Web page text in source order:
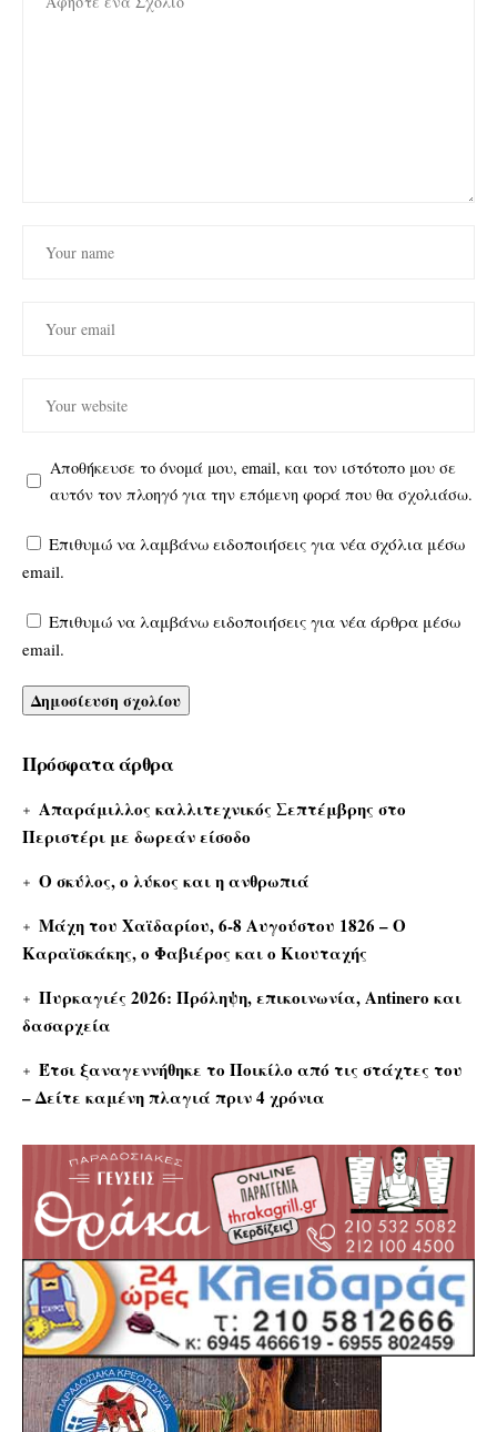
Αποθήκευσε το όνομά μου, email, και τον ιστότοπο μου σε
αυτόν τον πλοηγό για την επόμενη φορά που θα σχολιάσω.
Επιθυμώ να λαμβάνω ειδοποιήσεις για νέα σχόλια μέσω
email.
Επιθυμώ να λαμβάνω ειδοποιήσεις για νέα άρθρα μέσω
email.
Πρόσφατα άρθρα
Απαράμιλλος καλλιτεχνικός Σεπτέμβρης στο
Περιστέρι με δωρεάν είσοδο
Ο σκύλος, ο λύκος και η ανθρωπιά
Μάχη του Χαϊδαρίου, 6-8 Αυγούστου 1826 – Ο
Καραϊσκάκης, ο Φαβιέρος και ο Κιουταχής
Πυρκαγιές 2026: Πρόληψη, επικοινωνία, Antinero και
δασαρχεία
Έτσι ξαναγεννήθηκε το Ποικίλο από τις στάχτες του
– Δείτε καμένη πλαγιά πριν 4 χρόνια